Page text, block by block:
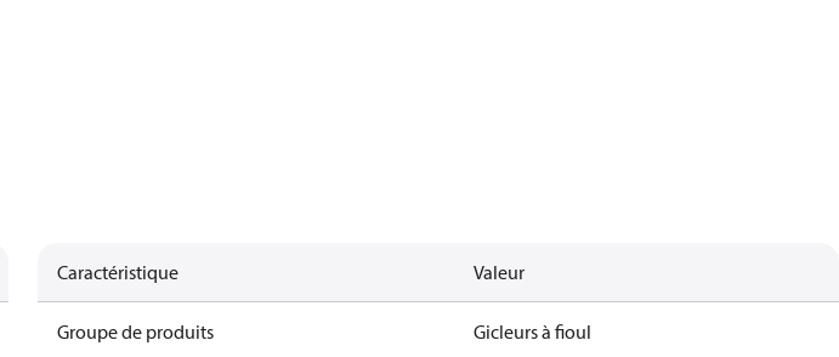
Caractéristique Valeur
Groupe de produits Gicleurs à fioul